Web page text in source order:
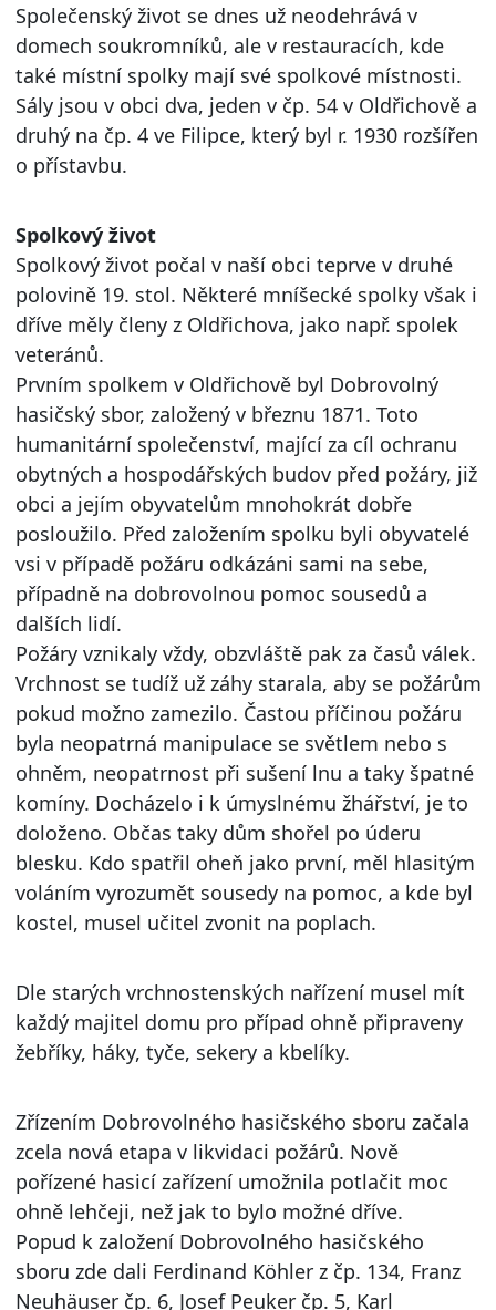
Společenský život se dnes už neodehrává v
domech soukromníků, ale v restauracích, kde
také místní spolky mají své spolkové místnosti.
Sály jsou v obci dva, jeden v čp. 54 v Oldřichově a
druhý na čp. 4 ve Filipce, který byl r. 1930 rozšířen
o přístavbu.
Spolkový život
Spolkový život počal v naší obci teprve v druhé
polovině 19. stol. Některé mníšecké spolky však i
dříve měly členy z Oldřichova, jako např. spolek
veteránů.
Prvním spolkem v Oldřichově byl Dobrovolný
hasičský sbor, založený v březnu 1871. Toto
humanitární společenství, mající za cíl ochranu
obytných a hospodářských budov před požáry, již
obci a jejím obyvatelům mnohokrát dobře
posloužilo. Před založením spolku byli obyvatelé
vsi v případě požáru odkázáni sami na sebe,
případně na dobrovolnou pomoc sousedů a
dalších lidí.
Požáry vznikaly vždy, obzvláště pak za časů válek.
Vrchnost se tudíž už záhy starala, aby se požárům
pokud možno zamezilo. Častou příčinou požáru
byla neopatrná manipulace se světlem nebo s
ohněm, neopatrnost při sušení lnu a taky špatné
komíny. Docházelo i k úmyslnému žhářství, je to
doloženo. Občas taky dům shořel po úderu
blesku. Kdo spatřil oheň jako první, měl hlasitým
voláním vyrozumět sousedy na pomoc, a kde byl
kostel, musel učitel zvonit na poplach.
Dle starých vrchnostenských nařízení musel mít
každý majitel domu pro případ ohně připraveny
žebříky, háky, tyče, sekery a kbelíky.
Zřízením Dobrovolného hasičského sboru začala
zcela nová etapa v likvidaci požárů. Nově
pořízené hasicí zařízení umožnila potlačit moc
ohně lehčeji, než jak to bylo možné dříve.
Popud k založení Dobrovolného hasičského
sboru zde dali Ferdinand Köhler z čp. 134, Franz
Neuhäuser čp. 6, Josef Peuker čp. 5, Karl